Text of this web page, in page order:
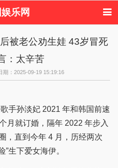
乐网
综艺节目
偶像活动
被老公劝生娃 43岁冒死
：太辛苦
期：2025-09-19 15:19:16
月就订婚，隔年 2022 年步入
，直到今年 4 月，历经两次
”生下爱女海伊。